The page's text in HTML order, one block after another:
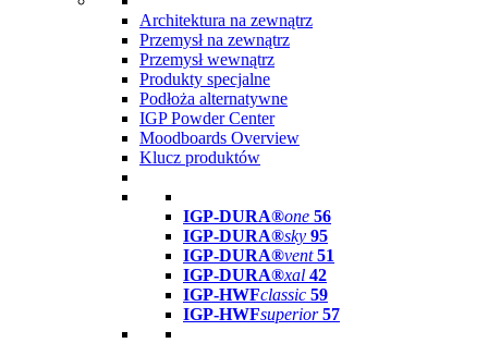
Architektura na zewnątrz
Przemysł na zewnątrz
Przemysł wewnątrz
Produkty specjalne
Podłoża alternatywne
IGP Powder Center
Moodboards Overview
Klucz produktów
IGP-DURA®one 56
IGP-DURA®sky 95
IGP-DURA®vent 51
IGP-DURA®xal 42
IGP-HWFclassic 59
IGP-HWFsuperior 57